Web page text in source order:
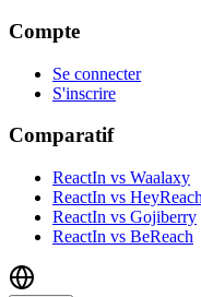
Compte
Se connecter
S'inscrire
Comparatif
ReactIn vs Waalaxy
ReactIn vs HeyReach
ReactIn vs Gojiberry
ReactIn vs BeReach